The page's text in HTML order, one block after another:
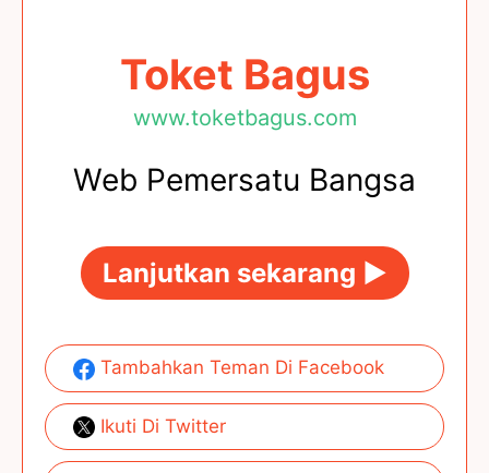
Toket Bagus
www.toketbagus.com
Web Pemersatu Bangsa
Lanjutkan sekarang ►
Tambahkan Teman Di Facebook
Ikuti Di Twitter